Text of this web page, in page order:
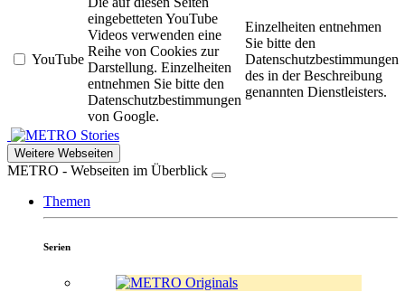
YouTube
eingebetteten YouTube
Videos verwenden eine
Reihe von Cookies zur
Darstellung. Einzelheiten
entnehmen Sie bitte den
Datenschutzbestimmungen
von Google.
Einzelheiten entnehmen
Sie bitte den
Datenschutzbestimmungen
des in der Beschreibung
genannten Dienstleisters.
Stories
Weitere Webseiten
METRO - Webseiten im Überblick
Themen
Serien